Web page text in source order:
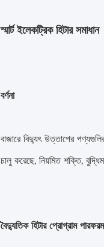
স্মার্ট ইলেকট্রিক হিটার সমাধান
বর্ণনা
বাজারে বিদ্যুৎ উত্তাপের
চালু করেছে, নিয়মিত শক্তি,
বৈদ্যুতিক হিটার প্রোগ্রাম